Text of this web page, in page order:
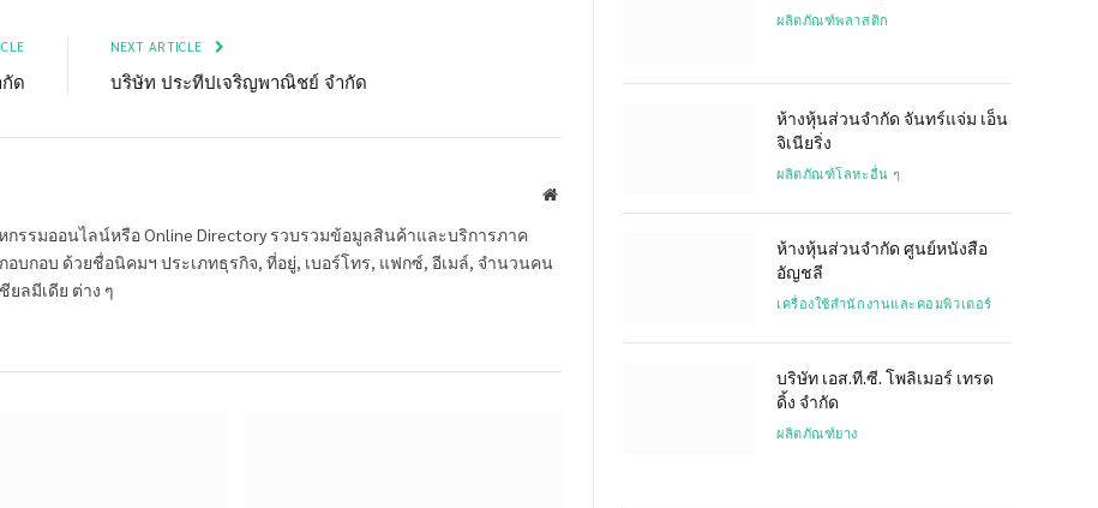
ด
NEXT ARTICLE
บริษัท ประทีปเจริญพาณิชย์ จำกัด
Website
รรมออนไลน์หรือ Online Directory รวบรวมข้อมูลสินค้าและบริการภาค
บกอบ ด้วยชื่อนิคมฯ ประเภทธุรกิจ, ที่อยู่, เบอร์โทร, แฟกซ์, อีเมล์, จำนวนคน
ยลมีเดีย ต่าง ๆ
ผลิตภัณฑ์พลาสติก
ห้างหุ้นส่วนจำกัด จันทร์แจ่ม เอ็น
จิเนียริ่ง
ผลิตภัณฑ์โลหะอื่น ๆ
ห้างหุ้นส่วนจำกัด ศูนย์หนังสือ
อัญชลี
เครื่องใช้สำนักงานและคอมพิวเตอร์
บริษัท เอส.ที.ซี. โพลิเมอร์ เทรด
ดิ้ง จำกัด
ผลิตภัณฑ์ยาง